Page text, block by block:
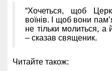
“Хочеться, щоб
воїнів. І щоб вони
не тільки молиться,
– сказав священик.
Читайте також: